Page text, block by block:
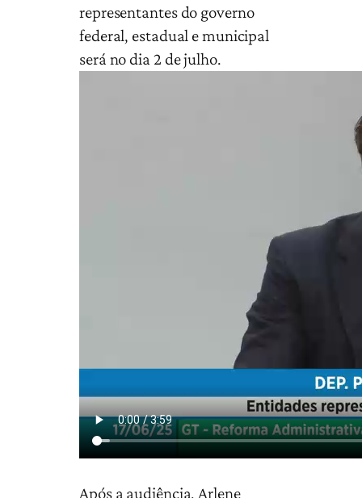
representantes do governo
federal, estadual e municipal
será no dia 2 de julho.
Após a audiência, Arlene